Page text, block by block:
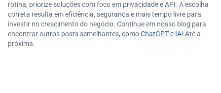
rotina, priorize soluções com foco em privacidade e API. A escolha
correta resulta em eficiência, segurança e mais tempo livre para
investir no crescimento do negócio. Continue em nosso blog para
encontrar outros posts semelhantes, comoChatGPT e IA! Até a
próxima.